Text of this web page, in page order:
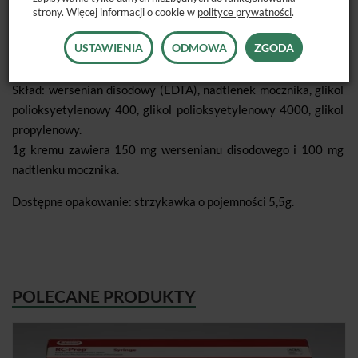
kanału ewentualnych pozostałości miazgi i opiłków
zębinowych, a także dokładniejsze usunięcie warstwy mazistej
powstającej przy mechanicznym opracowywaniu kanału.
Skład: wersenian disodowy (EDTA), nadtlenek mocznika, glikol
polioksyetylenowy 400, glikol polioksyetylenowy 4000, glikol
propylenowy.
1g kremu zawiera 150 mg wersenianu disodowego i 100 mg
nadtlenku mocznika.
Dostępne opakowanie: strzykawka o pojemności 5,5g.
POLECANE PRODUKTY
strony. Więcej informacji o cookie w polityce prywatności.
USTAWIENIA ODMOWA ZGODA